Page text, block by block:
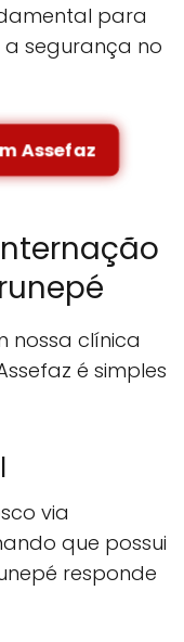
para
segurança no
Assefaz
nossa clínica
é simples
via
que possui
responde